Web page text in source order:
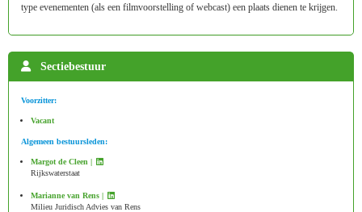
type evenementen (als een filmvoorstelling of webcast) een plaats dienen te krijgen.
Sectiebestuur
Voorzitter:
Vacant
Algemeen bestuursleden:
Margot de Cleen |
Rijkswaterstaat
Marianne van Rens |
Milieu Juridisch Advies van Rens